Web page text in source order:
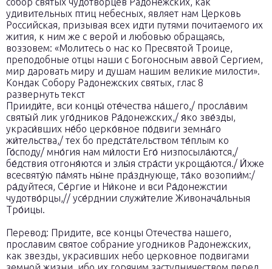
удивительных птиц небесных, являет нам Церковь
Российская, призывая всех идти путями почитаемого их
жития, к ним же с верой и любовью обращаясь,
воззовем: «Молитесь о нас ко Пресвятой Троице,
преподобные отцы наши с Богоносным аввой Сергием,
мир даровать миру и душам нашим великие милости».
Кондак Собору Радонежских святых, глас 8
развернуть текст
Прииди́те, вси концы́ оте́чества на́шего,/ просла́вим
святы́й лик уго́дников Ра́донежских,/ я́ко зве́зды,
украси́вших не́бо церко́вное по́двиги земна́го
жи́тельства,/ тех бо предста́тельством те́плым ко
Го́споду/ мно́гия нам ми́лости Его́ низпосыла́ются,/
бе́дствия отгоня́ются и злы́я стра́сти укроща́ются./ И́хже
всесвяту́ю па́мять ны́не пра́зднующе, та́ко возопии́м:/
ра́дуйтеся, Се́ргие и Ни́коне и вси Ра́донежстии
чудотво́рцы,// усе́рднии служи́телие Живонача́льныя
Тро́ицы.
Перевод: Придите, все концы Отечества нашего,
прославим святое собрание угодников Радонежских,
как звезды, украсивших небо церковное подвигами